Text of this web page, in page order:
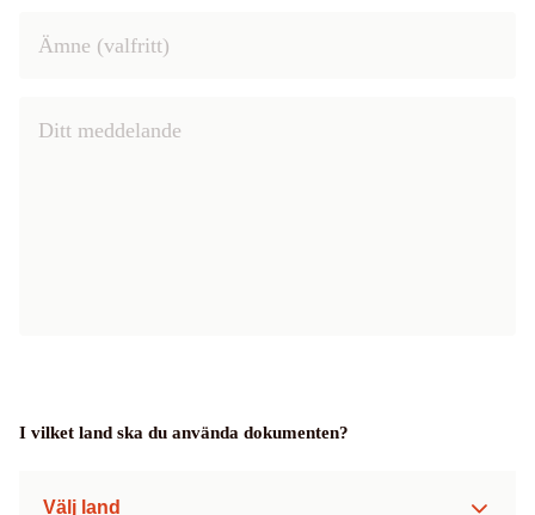
I vilket land ska du använda dokumenten?
Välj land